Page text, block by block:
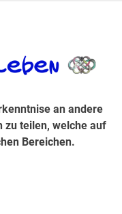
Bereichen.
an andere
zu teilen, welche auf
Bereichen.